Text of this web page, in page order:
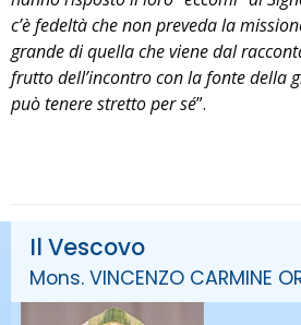
c’è fedeltà che non preveda la
grande di quella che viene dal
frutto dell’incontro con la fonte della
può tenere stretto per sé”.
Il Vescovo
Mons. VINCENZO CARMINE